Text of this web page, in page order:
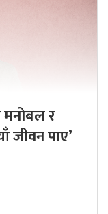
मनोबल र
जीवन पाए’